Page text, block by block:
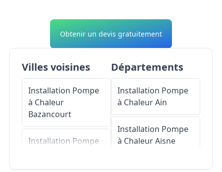
Obtenir un devis gratuitement
Villes voisines
Installation Pompe
à Chaleur
Bazancourt
Installation Pompe
Départements
Installation Pompe
à ChaleurAin
Installation Pompe
à ChaleurAisne
Installation Pompe